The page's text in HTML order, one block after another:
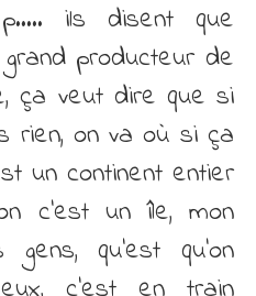
ils disent que
producteur de
ça veut dire que si
rien, on va où si ça
un continent entier
c’est un île, mon
qu’est qu’on